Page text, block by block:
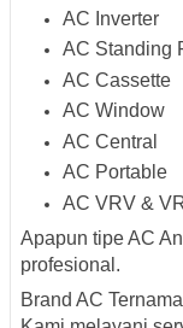
AC Inverter
AC Standing
AC Cassette
AC Window
AC Central
AC Portable
AC VRV &
Apapun tipe AC
profesional.
Brand AC